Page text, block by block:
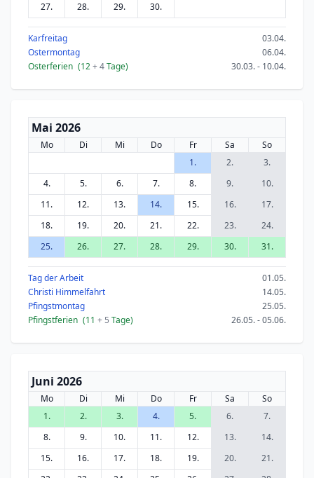
27.
28. 29. 30.
Karfreitag
03.04.
Ostermontag
06.04.
Osterferien (12+ 4Tage) 30.03. - 10.04.
Mai 2026
Mo Di Mi Do Fr Sa
So
1.
2.
3.
4.
5. 6. 7. 8. 9.
10.
11.
12. 13. 14. 15. 16.
17.
18.
19. 20. 21. 22. 23.
24.
25.
26. 27. 28. 29. 30. 31.
Tag der Arbeit
01.05.
Christi Himmelfahrt
14.05.
Pfingstmontag
25.05.
Pfingstferien (11 + 5 Tage) 26.05. - 05.06.
Juni 2026
Mo Di Mi Do Fr Sa
So
1.
2. 3. 4. 5. 6.
7.
8.
9. 10. 11. 12. 13.
14.
15.
16. 17. 18. 19. 20.
21.